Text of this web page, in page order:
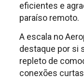
eficientes e
paraíso remoto.
A escala no
destaque por si
repleto de
conexões